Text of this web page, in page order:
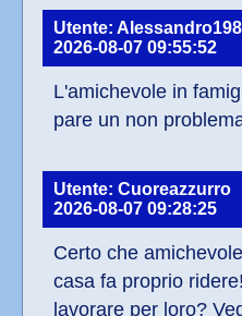
Utente:
2026-08-07 09:55:52
L'amichevole in
pare un non
Utente: Cuoreazzurro
2026-08-07 09:28:25
Certo che
casa fa proprio
lavorare per loro?